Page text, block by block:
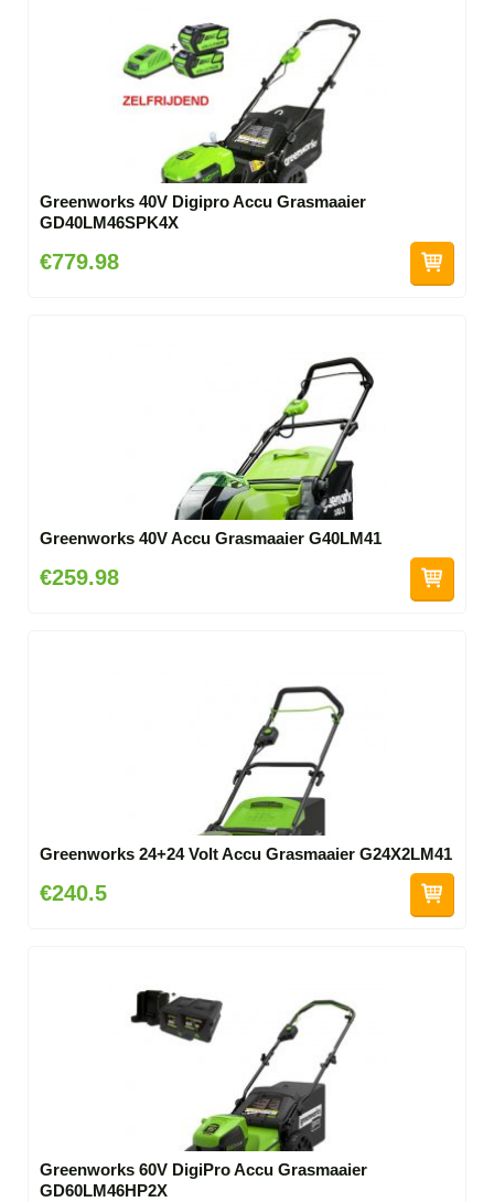
Greenworks 40V Digipro Accu Grasmaaier
GD40LM46SPK4X
€779.98
Greenworks 40V Accu Grasmaaier G40LM41
€259.98
Greenworks 24+24 Volt Accu Grasmaaier G24X2LM41
€240.5
Greenworks 60V DigiPro Accu Grasmaaier
GD60LM46HP2X